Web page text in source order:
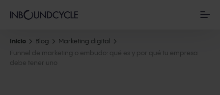
Inicio Blog
Marketing digital
Funnel de marketing o embudo: qué es y por qué tu empresa
debe tener uno